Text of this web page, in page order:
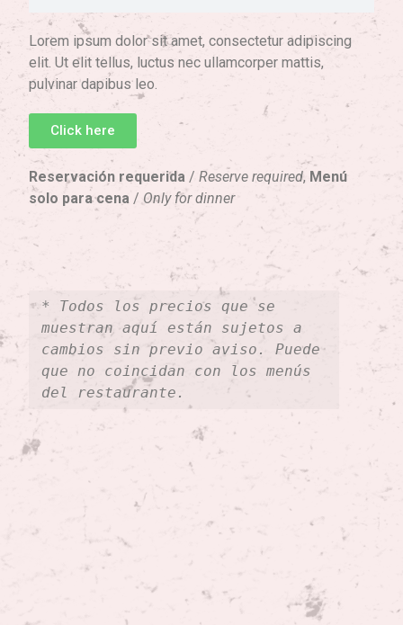
Lorem ipsum dolor sit amet, consectetur adipiscing
elit. Ut elit tellus, luctus nec ullamcorper mattis,
pulvinar dapibus leo.
Click here
Reservación requerida /Reserve required, Menú
solo para cena / Only for dinner
* Todos los precios que se
muestran aquí están sujetos a
cambios sin previo aviso. Puede
que no coincidan con los menús
del restaurante.